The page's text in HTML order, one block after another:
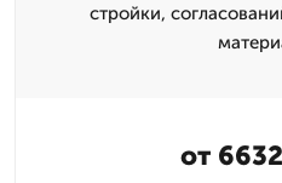
стройки,
от